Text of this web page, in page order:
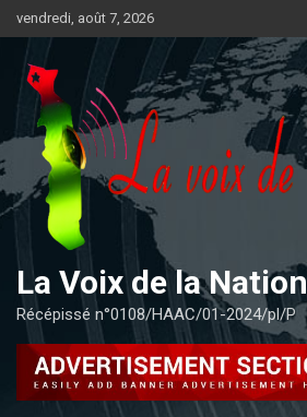
au
contenu
vendredi, août 7, 2026
La Voix de la Nation
Récépissé n°0108/HAAC/01-2024/pl/P